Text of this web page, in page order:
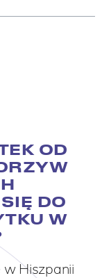
OD
DO
W
w Hiszpanii